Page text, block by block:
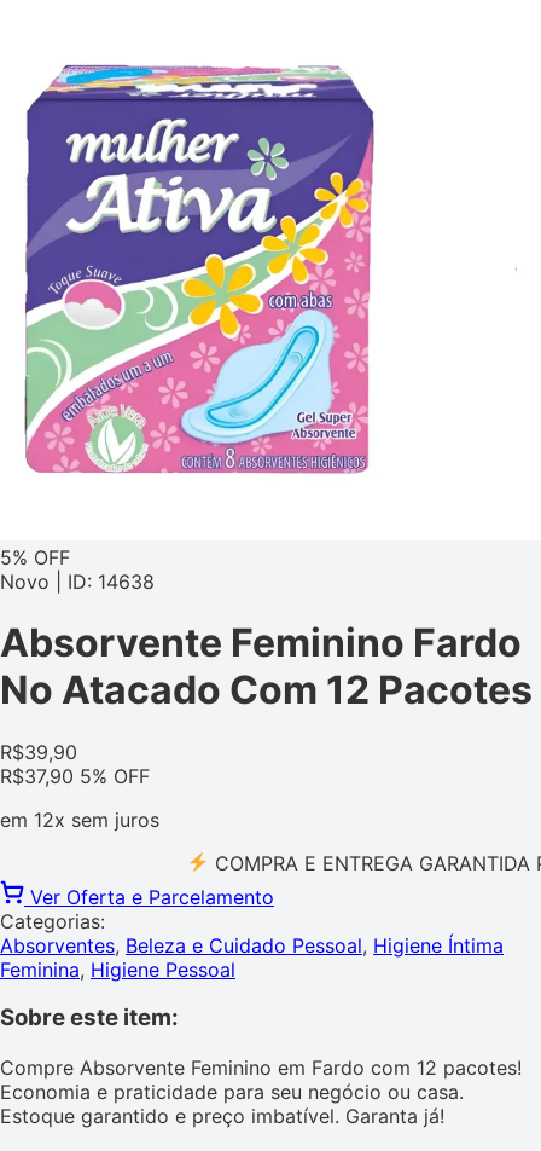
5% OFF
Novo | ID: 14638
Absorvente Feminino Fardo
No Atacado Com 12 Pacotes
R$39,90
R$37,90 5% OFF
em 12x sem juros
COMPRA E ENTREGA GARANTIDA PELO
Ver Oferta e Parcelamento
Categorias:
Absorventes, Beleza e Cuidado Pessoal, Higiene Íntima
Feminina, Higiene Pessoal
Sobre este item:
Compre Absorvente Feminino em Fardo com 12 pacotes!
Economia e praticidade para seu negócio ou casa.
Estoque garantido e preço imbatível. Garanta já!